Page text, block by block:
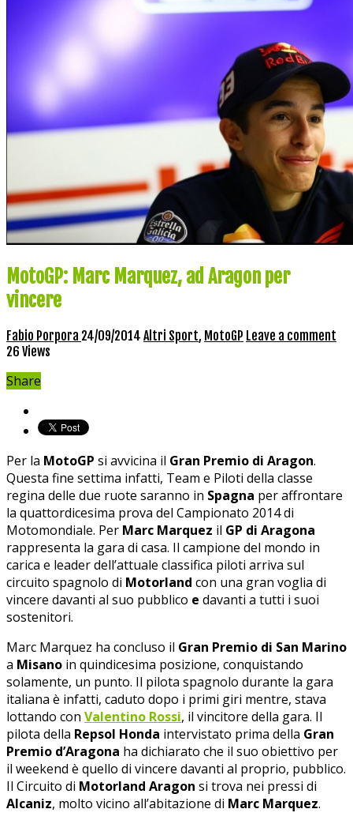
MotoGP: Marc Marquez, ad Aragon per
vincere
Fabio Porpora 24/09/2014 Altri Sport, MotoGP Leave a comment
26 Views
Share
Per la MotoGP si avvicina il Gran Premio di Aragon.
Questa fine settima infatti, Team e Piloti della classe
regina delle due ruote saranno in Spagna per affrontare
la quattordicesima prova del Campionato 2014 di
Motomondiale. Per Marc Marquez il GP di Aragona
rappresenta la gara di casa. Il campione del mondo in
carica e leader dell’attuale classifica piloti arriva sul
circuito spagnolo di Motorland con una gran voglia di
vincere davanti al suo pubblico e davanti a tutti i suoi
sostenitori.
Marc Marquez ha concluso il Gran Premio di San Marino
a Misano in quindicesima posizione, conquistando
solamente, un punto. Il pilota spagnolo durante la gara
italiana è infatti, caduto dopo i primi giri mentre, stava
lottando con Valentino Rossi, il vincitore della gara. Il
pilota della Repsol Honda intervistato prima della Gran
Premio d’Aragona ha dichiarato che il suo obiettivo per
il weekend è quello di vincere davanti al proprio, pubblico.
Il Circuito di Motorland Aragon si trova nei pressi di
Alcaniz, molto vicino all’abitazione di Marc Marquez.